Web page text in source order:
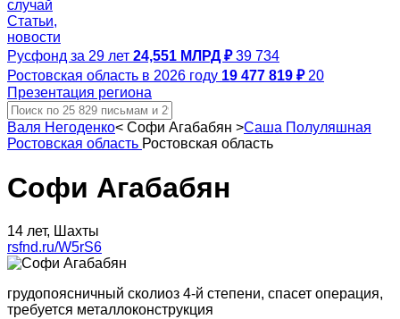
случай
Статьи,
новости
Русфонд за 29 лет 24,551 МЛРД ₽ 39 734
Ростовская область в 2026 году 19 477 819 ₽ 20
Презентация региона
Валя Негоденко< Софи Агабабян >Саша Полуляшная
Ростовская область Ростовская область
Софи Агабабян
14 лет, Шахты
rsfnd.ru/W5rS6
грудопоясничный сколиоз 4-й степени, спасет операция,
требуется металлоконструкция